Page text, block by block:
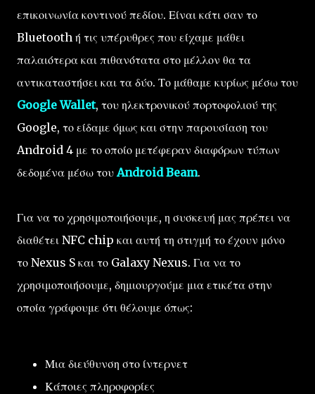
επικοινωνία κοντινού πεδίου. Είναι κάτι σαν το
Bluetooth ή τις υπέρυθρες που είχαμε μάθει
παλαιότερα και πιθανότατα στο μέλλον θα τα
αντικαταστήσει και τα δύο. Το μάθαμε κυρίως μέσω του
Google Wallet, του ηλεκτρονικού πορτοφολιού της
Google, το είδαμε όμως και στην παρουσίαση του
Android 4 με το οποίο μετέφεραν διαφόρων τύπων
δεδομένα μέσω τουAndroid Beam.
Για να το χρησιμοποιήσουμε, η συσκευή μας πρέπει να
διαθέτει NFC chip και αυτή τη στιγμή το έχουν μόνο
το Nexus S και το Galaxy Nexus. Για να το
χρησιμοποιήσουμε, δημιουργούμε μια ετικέτα στην
οποία γράφουμε ότι θέλουμε όπως:
Μια διεύθυνση στο ίντερνετ
Κάποιες πληροφορίες